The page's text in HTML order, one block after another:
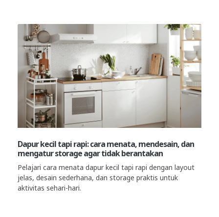
Dapur kecil tapi rapi: cara menata, mendesain, dan
mengatur storage agar tidak berantakan
Pelajari cara menata dapur kecil tapi rapi dengan layout
jelas, desain sederhana, dan storage praktis untuk
aktivitas sehari-hari.